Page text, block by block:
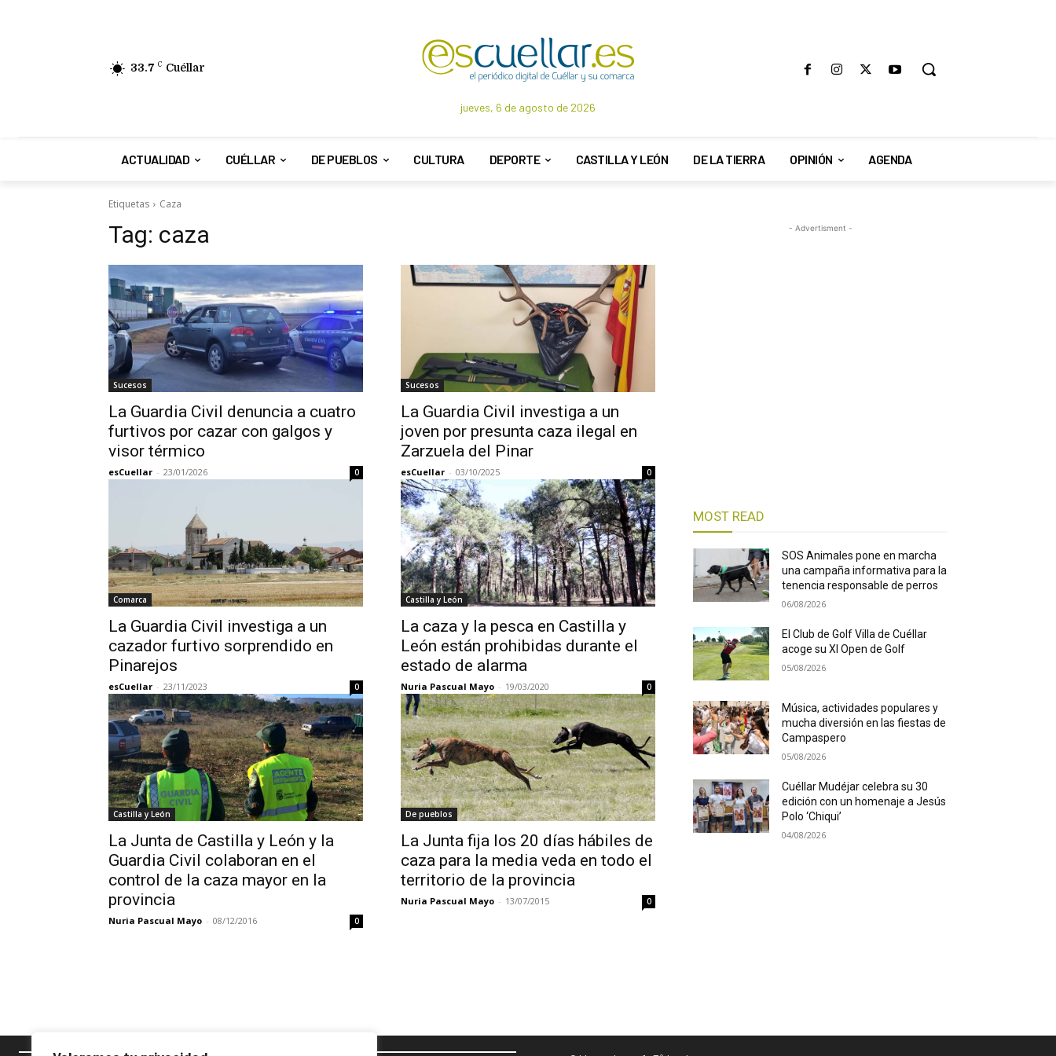
33.7 C Cuéllar
jueves, 6 de agosto de 2026
ACTUALIDAD CUÉLLAR DE PUEBLOS CULTURA DEPORTE CASTILLA Y LEÓN DE LA TIERRA OPINIÓN AGENDA
Etiquetas Caza
Tag: caza
Sucesos
La Guardia Civil denuncia a cuatro
furtivos por cazar con galgos y
visor térmico
esCuellar - 23/01/2026 0
Sucesos
La Guardia Civil investiga a un
joven por presunta caza ilegal en
Zarzuela del Pinar
esCuellar - 03/10/2025 0
Comarca
La Guardia Civil investiga a un
cazador furtivo sorprendido en
Pinarejos
esCuellar - 23/11/2023 0
Castilla y León
La caza y la pesca en Castilla y
León están prohibidas durante el
estado de alarma
Nuria Pascual Mayo - 19/03/2020 0
Castilla y León
La Junta de Castilla y León y la
Guardia Civil colaboran en el
control de la caza mayor en la
provincia
Nuria Pascual Mayo - 08/12/2016 0
De pueblos
La Junta fija los 20 días hábiles de
caza para la media veda en todo el
territorio de la provincia
Nuria Pascual Mayo - 13/07/2015 0
- Advertisment -
MOST READ
SOS Animales pone en marcha
una campaña informativa para la
tenencia responsable de perros
06/08/2026
El Club de Golf Villa de Cuéllar
acoge su XI Open de Golf
05/08/2026
Música, actividades populares y
mucha diversión en las fiestas de
Campaspero
05/08/2026
Cuéllar Mudéjar celebra su 30
edición con un homenaje a Jesús
Polo ‘Chiqui’
04/08/2026